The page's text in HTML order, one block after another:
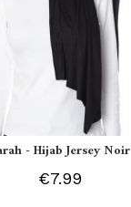
- Hijab Jersey Noir
€7.99